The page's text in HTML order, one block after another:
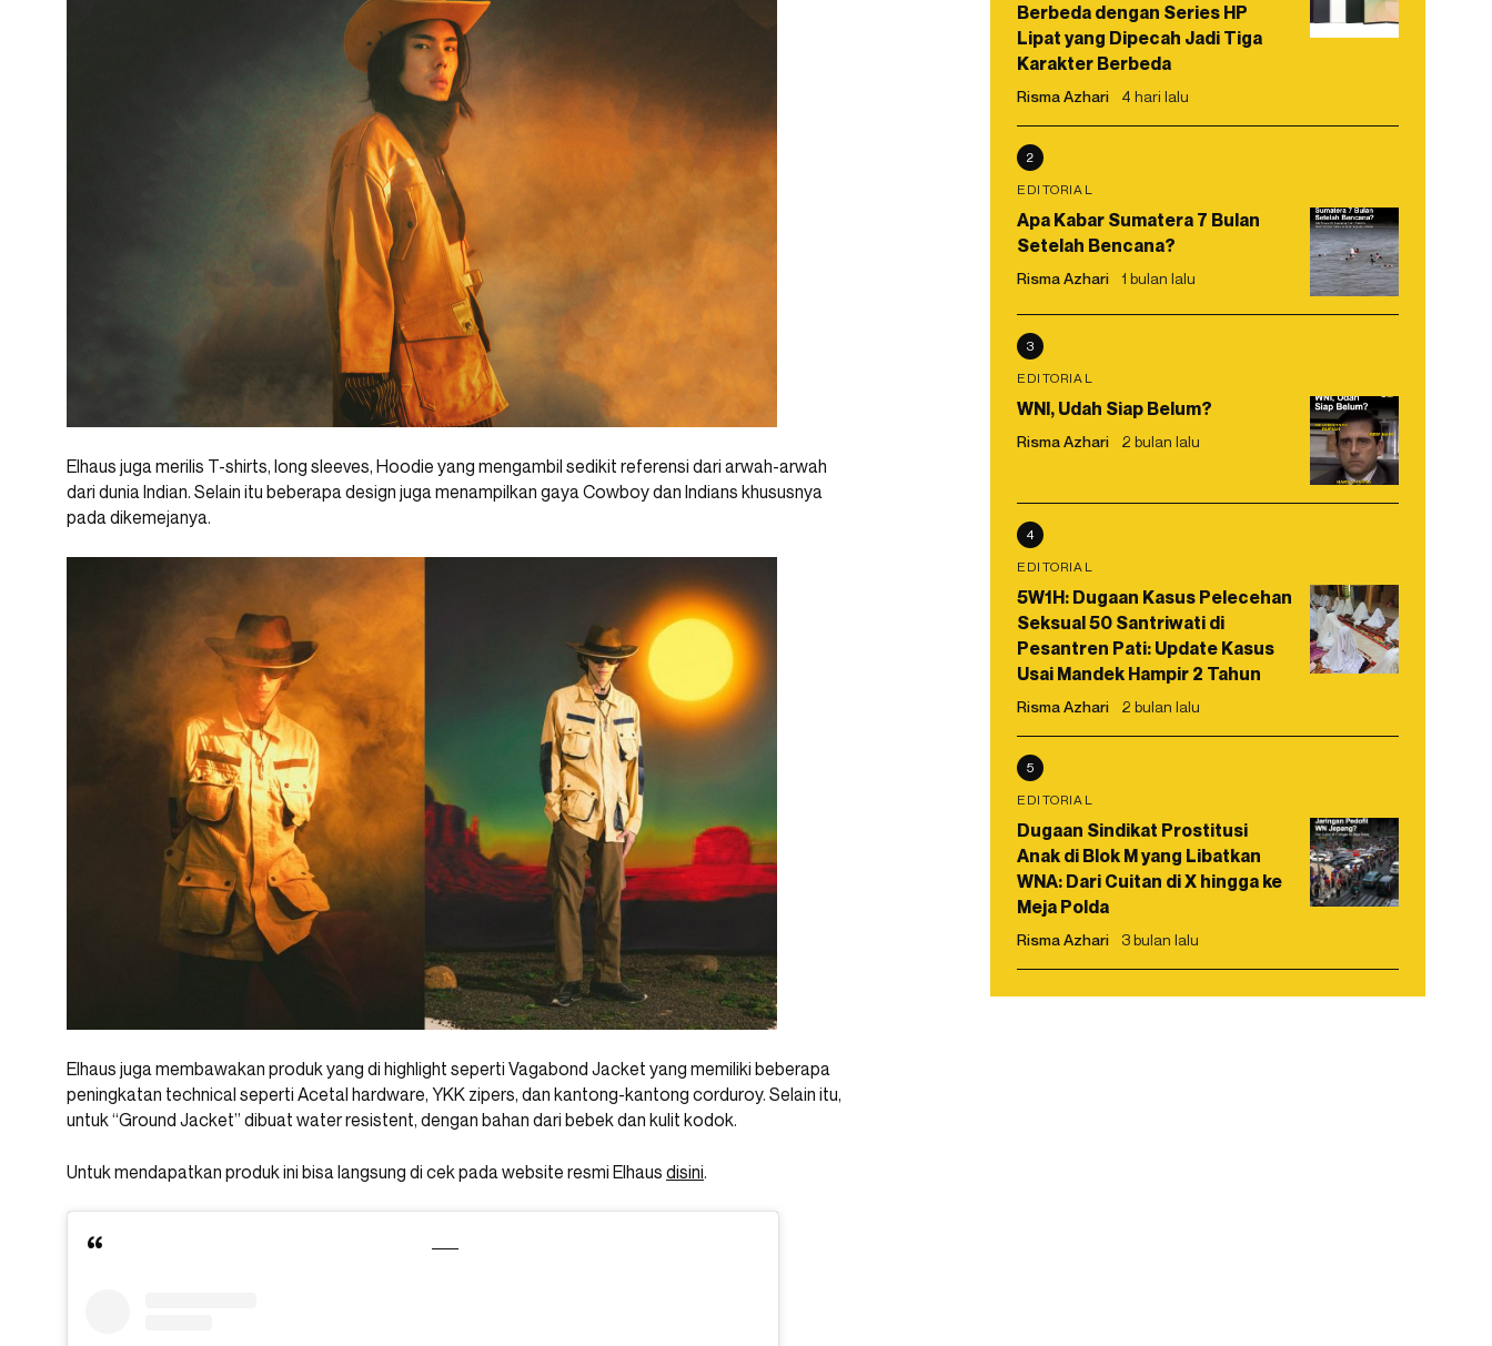
Elhaus juga merilis T-shirts, long sleeves, Hoodie yang mengambil sedikit referensi dari arwah-arwah
dari dunia Indian. Selain itu beberapa design juga menampilkan gaya Cowboy dan Indians khususnya
pada dikemejanya.
Elhaus juga membawakan produk yang di highlight seperti Vagabond Jacket yang memiliki beberapa
peningkatan technical seperti Acetal hardware, YKK zipers, dan kantong-kantong corduroy. Selain itu,
untuk “Ground Jacket” dibuat water resistent, dengan bahan dari bebek dan kulit kodok.
Untuk mendapatkan produk ini bisa langsung di cek pada website resmi Elhaus disini.
Berbeda dengan Series HP
Lipat yang Dipecah Jadi Tiga
Karakter Berbeda
Risma Azhari 4 hari lalu
2
EDITORIAL
Apa Kabar Sumatera 7 Bulan
Setelah Bencana?
Risma Azhari 1 bulan lalu
3
EDITORIAL
WNI, Udah Siap Belum?
Risma Azhari 2 bulan lalu
4
EDITORIAL
5W1H: Dugaan Kasus Pelecehan
Seksual 50 Santriwati di
Pesantren Pati: Update Kasus
Usai Mandek Hampir 2 Tahun
Risma Azhari 2 bulan lalu
5
EDITORIAL
Dugaan Sindikat Prostitusi
Anak di Blok M yang Libatkan
WNA: Dari Cuitan di X hingga ke
Meja Polda
Risma Azhari 3 bulan lalu